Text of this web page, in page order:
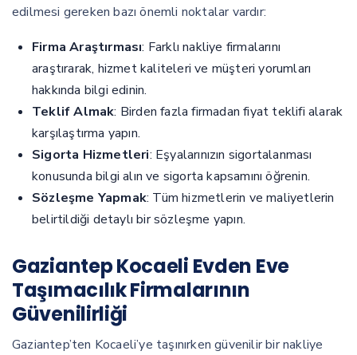
edilmesi gereken bazı önemli noktalar vardır:
Firma Araştırması: Farklı nakliye firmalarını
araştırarak, hizmet kaliteleri ve müşteri yorumları
hakkında bilgi edinin.
Teklif Almak: Birden fazla firmadan fiyat teklifi alarak
karşılaştırma yapın.
Sigorta Hizmetleri: Eşyalarınızın sigortalanması
konusunda bilgi alın ve sigorta kapsamını öğrenin.
Sözleşme Yapmak: Tüm hizmetlerin ve maliyetlerin
belirtildiği detaylı bir sözleşme yapın.
Gaziantep Kocaeli Evden Eve
Taşımacılık Firmalarının
Güvenilirliği
Gaziantep’ten Kocaeli’ye taşınırken güvenilir bir nakliye